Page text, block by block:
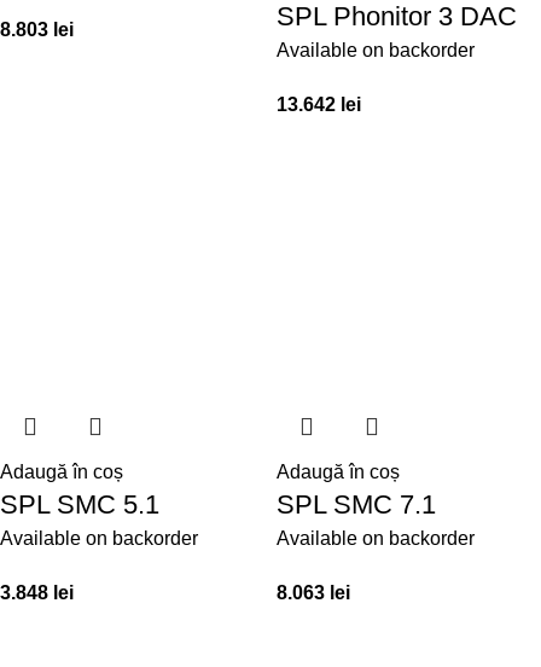
8.803 lei SPL Phonitor 3 DAC
Available on backorder
13.642 lei
Adaugă în coș
SPL SMC 5.1
Available on backorder
3.848 lei
Adaugă în coș
SPL SMC 7.1
Available on backorder
8.063 lei